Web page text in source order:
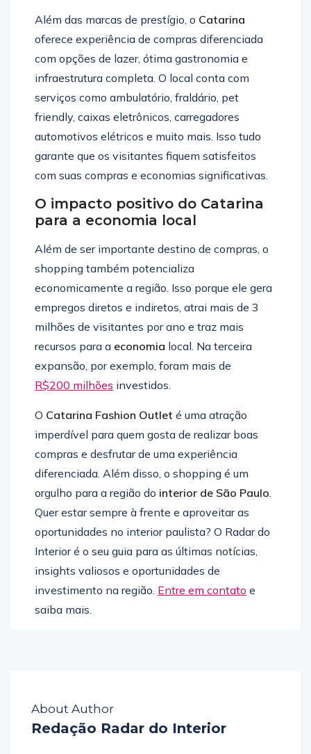
Além das marcas de prestígio, o Catarina
oferece experiência de compras diferenciada
com opções de lazer, ótima gastronomia e
infraestrutura completa. O local conta com
serviços como ambulatório, fraldário, pet
friendly, caixas eletrônicos, carregadores
automotivos elétricos e muito mais. Isso tudo
garante que os visitantes fiquem satisfeitos
com suas compras e economias significativas.
O impacto positivo do Catarina
para a economia local
Além de ser importante destino de compras, o
shopping também potencializa
economicamente a região. Isso porque ele gera
empregos diretos e indiretos, atrai mais de 3
milhões de visitantes por ano e traz mais
recursos para a economia local. Na terceira
expansão, por exemplo, foram mais de
R$200 milhões investidos.
O Catarina Fashion Outlet é uma atração
imperdível para quem gosta de realizar boas
compras e desfrutar de uma experiência
diferenciada. Além disso, o shopping é um
orgulho para a região do interior de São Paulo
Quer estar sempre à frente e aproveitar as
oportunidades no interior paulista? O Radar do
Interior é o seu guia para as últimas notícias,
insights valiosos e oportunidades de
investimento na região. Entre em contato e
saiba mais.
About Author
Redação Radar do Interior